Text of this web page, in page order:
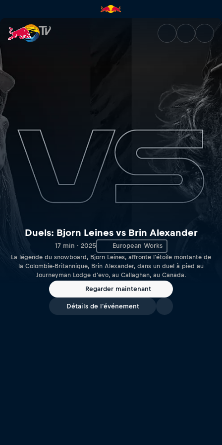
Duels: Bjorn Leines vs Brin
Duels: Bjorn Leines vs Brin Alexander
17 min · 2025 European Works
La légende du snowboard, Bjorn Leines, affronte l'étoile montante de
la Colombie-Britannique, Brin Alexander, dans un duel à pied au
Journeyman Lodge d'evo, au Callaghan, au Canada.
Regarder maintenant
Détails de l'événement